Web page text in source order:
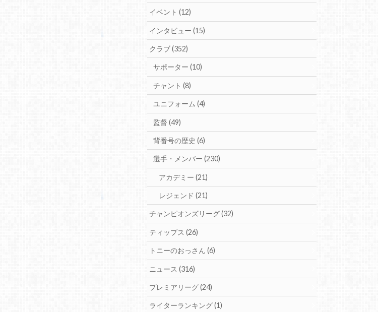
イベント(12)
インタビュー(15)
クラブ(352)
サポーター (10)
チャント (8)
ユニフォーム (4)
監督 (49)
背番号の歴史 (6)
選手・メンバー (230)
アカデミー(21)
レジェンド(21)
チャンピオンズリーグ(32)
ティップス(26)
トニーのおっさん(6)
ニュース(316)
プレミアリーグ(24)
ライターランキング(1)